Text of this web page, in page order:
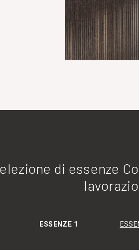
di essenze
ESSENZE 1